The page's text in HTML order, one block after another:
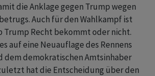
die Anklage gegen Trump wegen
Auch für den Wahlkampf ist
Trump Recht bekommt oder nicht.
auf eine Neuauflage des Rennens
dem demokratischen Amtsinhaber
hat die Entscheidung über den